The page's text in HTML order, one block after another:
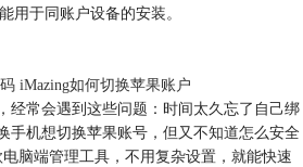
用于同账户设备的安装。
iMazing如何切换苹果账户
经常会遇到这些问题：时间太久忘了自己绑
手机想切换苹果账号，但又不知道怎么安全
脑端管理工具，不用复杂设置，就能快速